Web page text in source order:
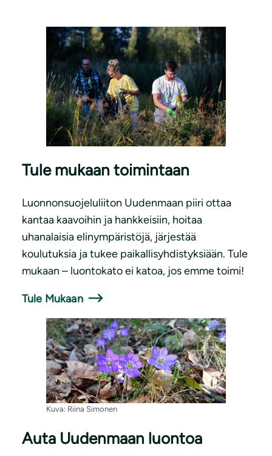
Tule mukaan toimintaan
Luonnonsuojeluliiton Uudenmaan piiri ottaa
kantaa kaavoihin ja hankkeisiin, hoitaa
uhanalaisia elinympäristöjä, järjestää
koulutuksia ja tukee paikallisyhdistyksiään. Tule
mukaan – luontokato ei katoa, jos emme toimi!
Tule Mukaan
Kuva: Riina Simonen
Auta Uudenmaan luontoa